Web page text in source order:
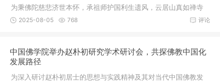
为秉佛陀慈悲济世本怀，承祖师护国利生遗风，云居山真如禅寺
国际禅修
评论
2025-08-05 768
中国佛学院举办赵朴初研究学术研讨会，共探佛教中国化
发展路径
为深入研讨赵朴初居士的思想与实践精神及其对当代中国佛教发